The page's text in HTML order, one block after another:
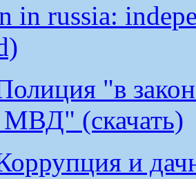
in russia:
"в
(скачать)
и